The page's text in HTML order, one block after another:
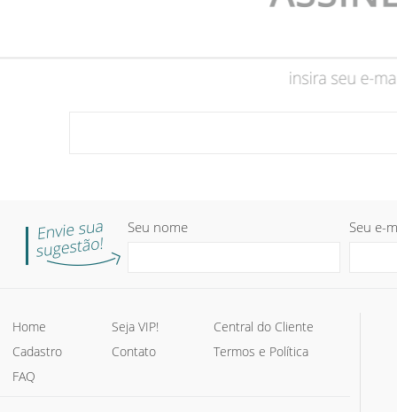
Seu nome Seu e-
Home Seja VIP!
Central do Cliente
Cadastro
Contato
Termos e Política
FAQ